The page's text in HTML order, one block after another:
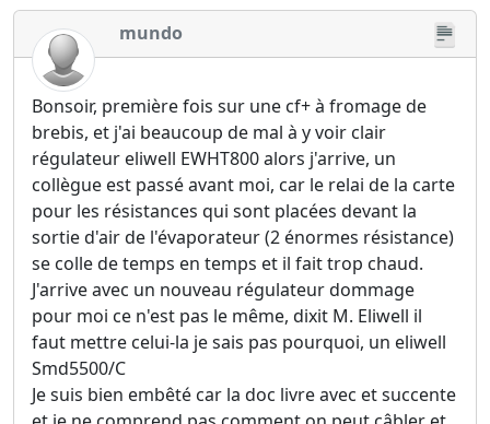
mundo
Bonsoir, première fois sur une cf+ à fromage de
brebis, et j'ai beaucoup de mal à y voir clair
régulateur eliwell EWHT800 alors j'arrive, un
collègue est passé avant moi, car le relai de la carte
pour les résistances qui sont placées devant la
sortie d'air de l'évaporateur (2 énormes résistance)
se colle de temps en temps et il fait trop chaud.
J'arrive avec un nouveau régulateur dommage
pour moi ce n'est pas le même, dixit M. Eliwell il
faut mettre celui-la je sais pas pourquoi, un eliwell
Smd5500/C
Je suis bien embêté car la doc livre avec et succente